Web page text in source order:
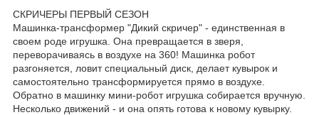
СКРИЧЕРЫ ПЕРВЫЙ СЕЗОН
Машинка-трансформер "Дикий скричер" - единственная в
своем роде игрушка. Она превращается в зверя,
переворачиваясь в воздухе на 360! Машинка робот
разгоняется, ловит специальный диск, делает кувырок и
самостоятельно трансформируется прямо в воздухе.
Обратно в машинку мини-робот игрушка собирается вручную.
Несколько движений - и она опять готова к новому кувырку.